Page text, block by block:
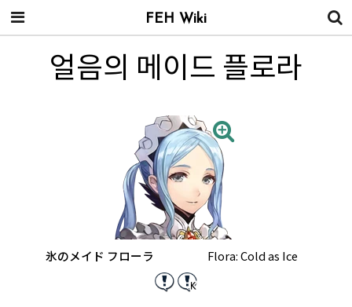
얼음의 메이드 플로라
氷のメイド フローラ Flora: Cold as Ice
FEH Wiki